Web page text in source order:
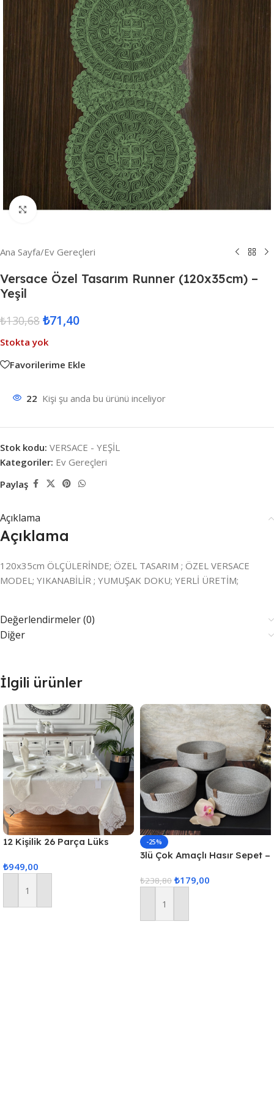
Resmi Büyüt
Ana Sayfa/Ev Gereçleri
Versace Özel Tasarım Runner (120x35cm) –
Yeşil
₺130,68 ₺71,40
Stokta yok
Favorilerime Ekle
22 Kişi şu anda bu ürünü inceliyor
Stok kodu: VERSACE - YEŞİL
Kategoriler: Ev Gereçleri
Paylaş
Açıklama
Açıklama
120x35cm ÖLÇÜLERİNDE; ÖZEL TASARIM ; ÖZEL VERSACE
MODEL; YIKANABİLİR ; YUMUŞAK DOKU; YERLİ ÜRETİM;
Değerlendirmeler (0)
Diğer
İlgili ürünler
12 Kişilik 26 Parça Lüks
Masa Örtüsü Seti
₺949,00
Sepete Ekle
-25%
3lü Çok Amaçlı Hasır Sepet –
₺238,80 ₺179,00
Sepete Ekle